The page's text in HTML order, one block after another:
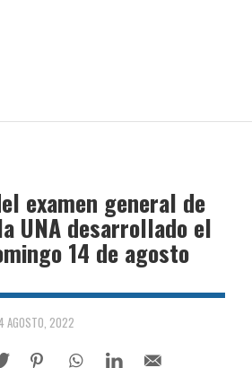
examen general de
UNA desarrollado el
14 de agosto
AGOSTO, 2022